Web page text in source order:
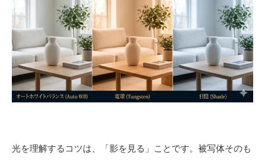
光を理解するコツは、「影を見る」ことです。被写体そのも